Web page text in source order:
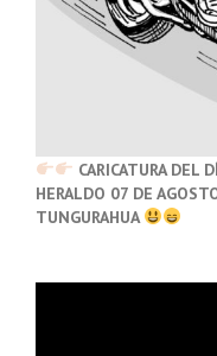
CARICATURA DEL
HERALDO 07 DE
TUNGURAHUA